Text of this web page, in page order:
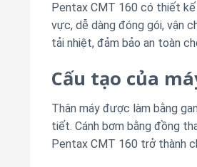
Pentax CMT 160 có thiết
vực, dễ dàng đóng gói, vận
tải nhiệt, đảm bảo an toàn
Cấu tạo của
Thân máy được làm bằng
tiết. Cánh bơm bằng đồng
Pentax CMT 160 trở thành